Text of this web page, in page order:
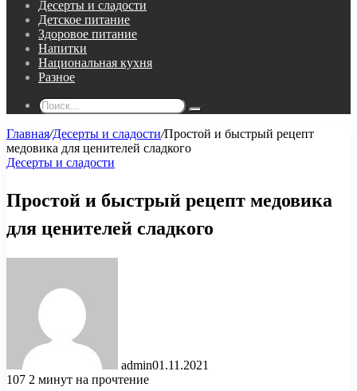
Десерты и сладости
Детское питание
Здоровое питание
Напитки
Национальная кухня
Разное
Поиск...
Главная/Десерты и сладости/Простой и быстрый рецепт
медовика для ценителей сладкого
Десерты и сладости
Простой и быстрый рецепт медовика
для ценителей сладкого
admin01.11.2021
107 2 минут на прочтение